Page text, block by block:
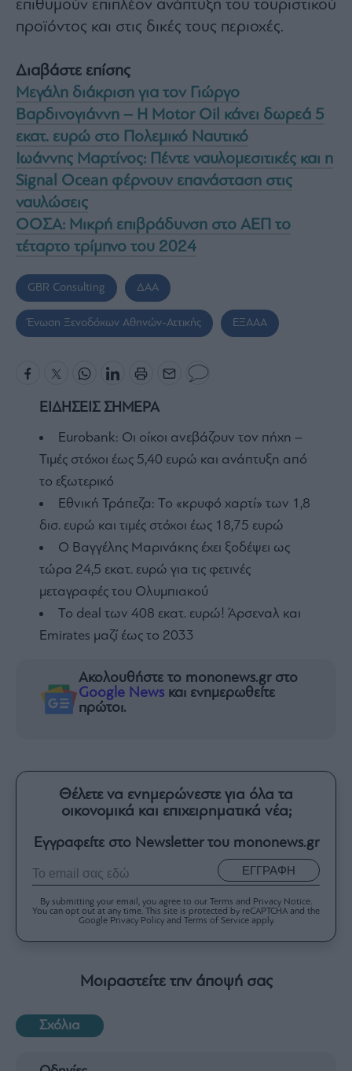
επιθυμούν επιπλέον ανάπτυξη του τουριστικού
προϊόντος και στις δικές τους περιοχές.
Διαβάστε επίσης
Μεγάλη διάκριση για τον Γιώργο
Βαρδινογιάννη – Η Motor Oil κάνει δωρεά 5
εκατ. ευρώ στο Πολεμικό Ναυτικό
Ιωάννης Μαρτίνος: Πέντε ναυλομεσιτικές και η
Signal Ocean φέρνουν επανάσταση στις
ναυλώσεις
ΟΟΣΑ: Μικρή επιβράδυνση στο ΑΕΠ το
τέταρτο τρίμηνο του 2024
GBR Consulting ΔΑΑ
Ένωση Ξενοδόχων Αθηνών-Αττικής ΕΞΑΑΑ
ΕΙΔΗΣΕΙΣ ΣΗΜΕΡΑ
Eurobank: Οι οίκοι ανεβάζουν τον πήχη –
Τιμές στόχοι έως 5,40 ευρώ και ανάπτυξη από
το εξωτερικό
Εθνική Τράπεζα: Το «κρυφό χαρτί» των 1,8
δισ. ευρώ και τιμές στόχοι έως 18,75 ευρώ
Ο Βαγγέλης Μαρινάκης έχει ξοδέψει ως
τώρα 24,5 εκατ. ευρώ για τις φετινές
μεταγραφές του Ολυμπιακού
To deal των 408 εκατ. ευρώ! Άρσεναλ και
Emirates μαζί έως το 2033
Ακολουθήστε το mononews.gr στο
Google News και ενημερωθείτε
πρώτοι.
Θέλετε να ενημερώνεστε για όλα τα
οικονομικά και επιχειρηματικά νέα;
Εγγραφείτε στο Newsletter του mononews.gr
ΕΓΓΡΑΦΗ
By submitting your email, you agree to our Terms and Privacy Notice.
You can opt out at any time. This site is protected by reCAPTCHA and the
Google Privacy Policy and Terms of Service apply.
Μοιραστείτε την άποψή σας
Σχόλια